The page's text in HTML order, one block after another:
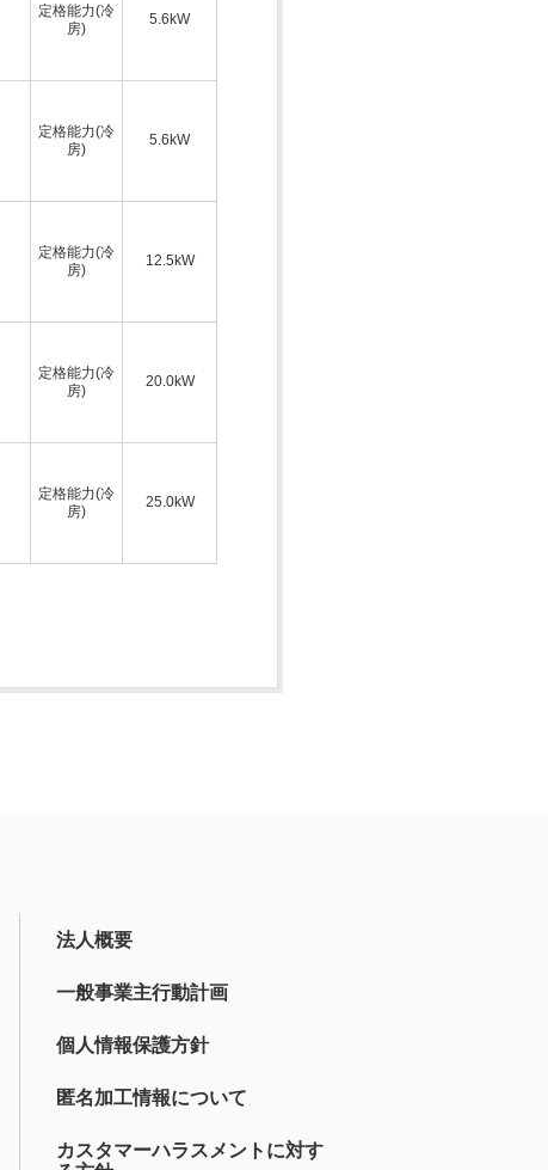
定格能力(冷
房)
5.6kW
定格能力(冷
房)
5.6kW
定格能力(冷
房)
12.5kW
定格能力(冷
房)
20.0kW
定格能力(冷
房)
25.0kW
法人概要
一般事業主行動計画
個人情報保護方針
匿名加工情報について
カスタマーハラスメントに対す